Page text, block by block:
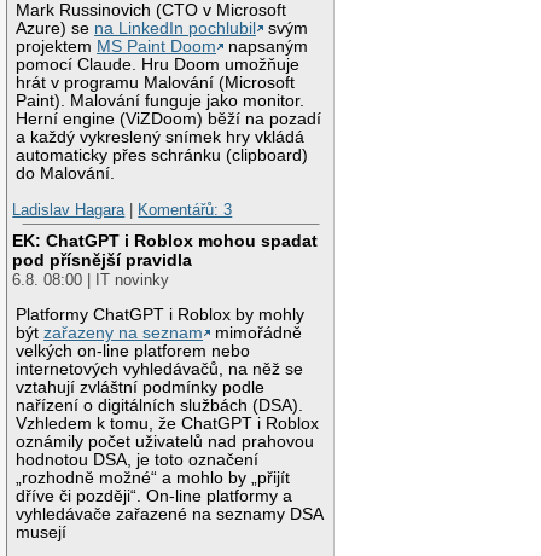
Mark Russinovich (CTO v Microsoft
Azure) se na LinkedIn pochlubil
svým
projektem MS Paint Doom
napsaným
pomocí Claude. Hru Doom umožňuje
hrát v programu Malování (Microsoft
Paint). Malování funguje jako monitor.
Herní engine (ViZDoom) běží na pozadí
a každý vykreslený snímek hry vkládá
automaticky přes schránku (clipboard)
do Malování.
Ladislav Hagara
Komentářů: 3
EK: ChatGPT i Roblox mohou spadat
pod přísnější pravidla
6.8. 08:00 | IT novinky
Platformy ChatGPT i Roblox by mohly
býtzařazeny na seznam
mimořádně
velkých on-line platforem nebo
internetových vyhledávačů, na něž se
vztahují zvláštní podmínky podle
nařízení o digitálních službách (DSA).
Vzhledem k tomu, že ChatGPT i Roblox
oznámily počet uživatelů nad prahovou
hodnotou DSA, je toto označení
„rozhodně možné“ a mohlo by „přijít
dříve či později“. On-line platformy a
vyhledávače zařazené na seznamy DSA
musejí